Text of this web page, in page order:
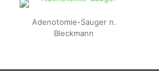
Adenotomie-Sauger n.
Bleckmann